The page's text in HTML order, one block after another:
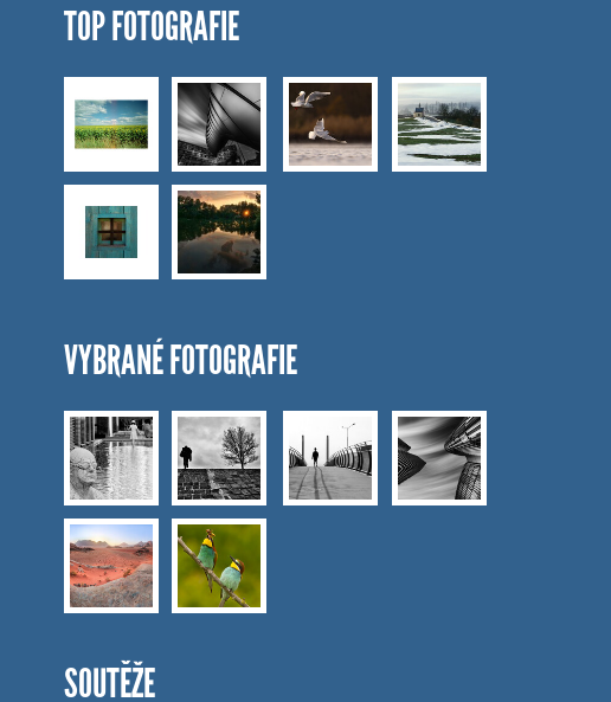
TOP FOTOGRAFIE
VYBRANÉ FOTOGRAFIE
SOUTĚŽE